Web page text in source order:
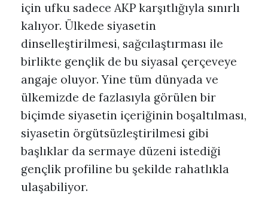
için ufku sadece AKP karşıtlığıyla sınırlı
kalıyor. Ülkede siyasetin
dinselleştirilmesi, sağcılaştırması ile
birlikte gençlik de bu siyasal çerçeveye
angaje oluyor. Yine tüm dünyada ve
ülkemizde de fazlasıyla görülen bir
biçimde siyasetin içeriğinin boşaltılması,
siyasetin örgütsüzleştirilmesi gibi
başlıklar da sermaye düzeni istediği
gençlik profiline bu şekilde rahatlıkla
ulaşabiliyor.